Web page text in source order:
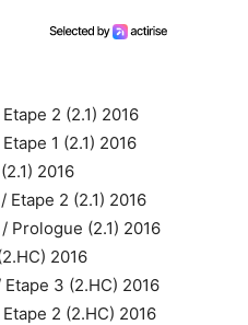
2 (2.1) 2016
1 (2.1) 2016
2016
Etape 2 (2.1) 2016
Prologue (2.1) 2016
2016
3 (2.HC) 2016
2 (2.HC) 2016